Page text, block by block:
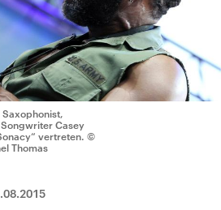
Casey
vertreten. ©
Thomas